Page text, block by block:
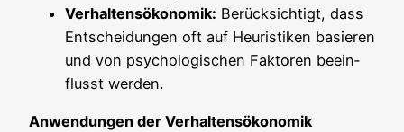
Ver­hal­tens­öko­no­mik: Berück­sich­tigt, dass
Ent­schei­dun­gen oft auf Heu­ris­ti­ken basie­ren
und von psy­cho­lo­gi­schen Fak­to­ren beein­
flusst werden.
Anwen­dun­gen der Verhaltensökonomik